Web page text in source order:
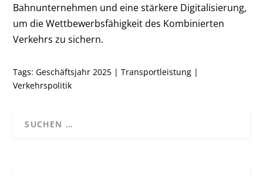
Bahnunternehmen und eine stärkere Digitalisierung,
um die Wettbewerbsfähigkeit des Kombinierten
Verkehrs zu sichern.
Tags:Geschäftsjahr 2025 |Transportleistung |
Verkehrspolitik